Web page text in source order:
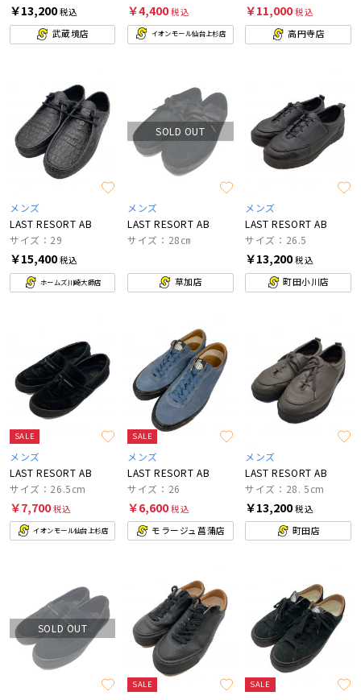
￥13,200税込
武蔵境店
￥4,400税込
イオンモール仙台上杉店
￥11,000税込
高円寺店
メンズ
LAST RESORT AB
サイズ：29
￥15,400税込
ホームズ川崎大師店
SOLD OUT
メンズ
LAST RESORT AB
サイズ：28㎝
草加店
メンズ
LAST RESORT AB
サイズ：26.5
￥13,200税込
町田小川店
SALE
メンズ
LAST RESORT AB
サイズ：26.5cm
￥7,700税込
イオンモール仙台上杉店
SALE
メンズ
LAST RESORT AB
サイズ：26
￥6,600税込
モラージュ菖蒲店
メンズ
LAST RESORT AB
サイズ：28. 5cm
￥13,200税込
町田店
SOLD OUT
SALE SALE